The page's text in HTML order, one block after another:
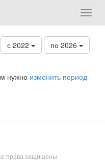
с 2022 по 2026
нужно изменить период
права защищены.